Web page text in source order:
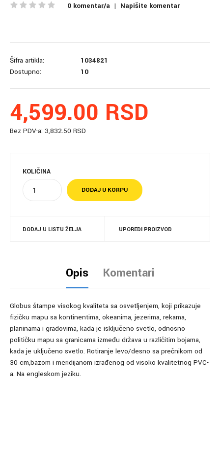
0 komentar/a | Napišite komentar
Šifra artikla:
1034821
Dostupno:
10
4,599.00 RSD
Bez PDV-a: 3,832.50 RSD
KOLIČINA
DODAJ U LISTU ŽELJA UPOREDI PROIZVOD
Opis Komentari
Globus štampe visokog kvaliteta sa osvetljenjem, koji prikazuje
fizičku mapu sa kontinentima, okeanima, jezerima, rekama,
planinama i gradovima, kada je isključeno svetlo, odnosno
političku mapu sa granicama između država u različitim bojama,
kada je uključeno svetlo. Rotiranje levo/desno sa prečnikom od
30 cm,bazom i meridijanom izrađenog od visoko kvalitetnog PVC-
a. Na engleskom jeziku.